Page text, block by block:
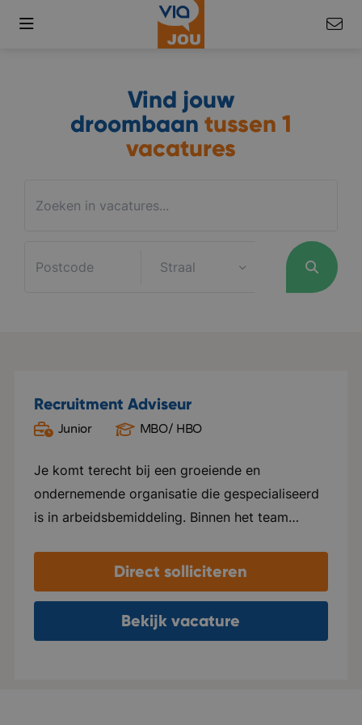
Vind jouw
droombaan tussen 1
vacatures
Recruitment Adviseur
Junior
MBO/ HBO
Je komt terecht bij een groeiende en
ondernemende organisatie die gespecialiseerd
is in arbeidsbemiddeling. Binnen het team
collega's nauw samenwerken, elkaar helpen en
successen samen vieren. Er is veel ruimte voor
eigen initiatief en persoonlijke groei. Je krijgt
de vrijheid om je eigen manier van werken te
Direct solliciteren
Bekijk vacature